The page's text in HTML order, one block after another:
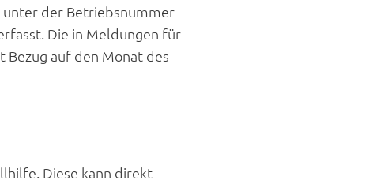
unter der Betriebsnummer
Die in Meldungen für
auf den Monat des
Diese kann direkt